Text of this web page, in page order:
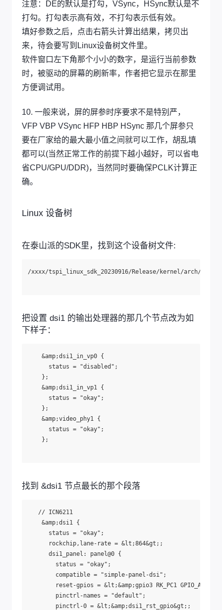
注意：DE的默认是打勾，VSync，HSync默认是不
打勾。打勾表示高有效，不打勾表示低有效。
填好参数之后，点击右箭头计算出结果，拷贝出
来，待会要写到Linux设备树文件里。
软件窗口左下角那个小小的数字，是运行当前参数
时，被驱动的屏幕的刷新率，作者把它显示在那里
方便调试用。
10. 一般来说，屏的屏参时序要求不是特别严，
VFP VBP VSync HFP HBP HSync 那几个屏参只
要在厂家给的最大最小值之间就可以工作，胡乱填
都可以(当然正常工作的前提下越小越好，可以省电
省CPU/GPU/DDR)，当然同时要确保PCLK计算正
确。
Linux 设备树
在泰山派的SDK里，找到这个设备树文件:
/xxxx/tspi_linux_sdk_20230916/Release/kernel/arch/
把设置 dsi1 的输出处理器的那几个节点改为如
下样子：
&amp;dsi1_in_vp0 {
status = "disabled";
};
&amp;dsi1_in_vp1 {
status = "okay";
};
&amp;video_phy1 {
status = "okay";
};
找到 &dsi1 节点最长的那个段落
// ICN6211
&amp;dsi1 {
status = "okay";
rockchip,lane-rate = &lt;864&gt;;
dsi1_panel: panel@0 {
status = "okay";
compatible = "simple-panel-dsi";
reset-gpios = &lt;&amp;gpio3 RK_PC1
pinctrl-names = "default";
pinctrl-0 = &lt;&amp;dsi1_rst_gpio&gt;;